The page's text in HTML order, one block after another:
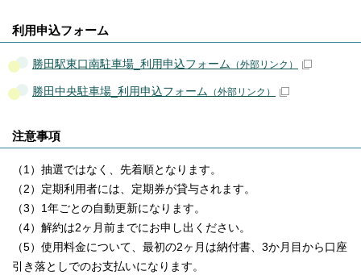
利用申込フォーム
勝田駅東口南駐車場_利用申込フォーム （外部リンク）
勝田中央駐車場_利用申込フォーム （外部リンク）
注意事項
（1）抽選ではなく、先着順となります。
（2）定期利用者には、定期券が貸与されます。
（3）1年ごとの自動更新になります。
（4）解約は2ヶ月前までにお申し出ください。
（5）使用料金について、最初の2ヶ月は納付書、3か月目から口座
引き落としでのお支払いになります。